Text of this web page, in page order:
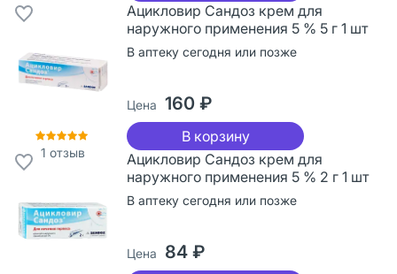
1 отзыв
Ацикловир Сандоз крем для
наружного применения 5 % 5 г 1 шт
В аптеку сегодня или позже
Цена 160 ₽
В корзину
Ацикловир Сандоз крем для
наружного применения 5 % 2 г 1 шт
В аптеку сегодня или позже
Цена 84 ₽